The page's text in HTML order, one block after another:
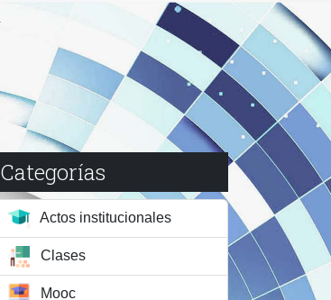
Categorías
Actos institucionales
Clases
Mooc